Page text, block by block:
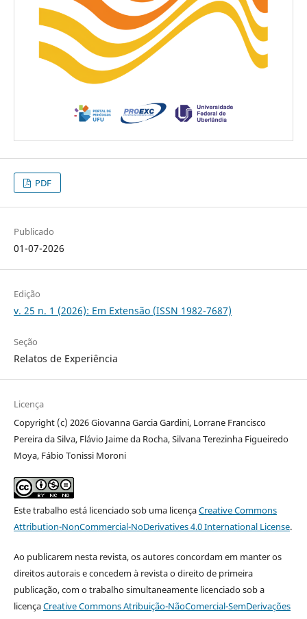
PDF
Publicado
01-07-2026
Edição
v. 25 n. 1 (2026): Em Extensão (ISSN 1982-7687)
Seção
Relatos de Experiência
Licença
Copyright (c) 2026 Giovanna Garcia Gardini, Lorrane Francisco
Pereira da Silva, Flávio Jaime da Rocha, Silvana Terezinha Figueiredo
Moya, Fábio Tonissi Moroni
Este trabalho está licenciado sob uma licençaCreative Commons
Attribution-NonCommercial-NoDerivatives 4.0 International License.
Ao publicarem nesta revista, os autores concordam em manter os
direitos autorais e concedem à revista o direito de primeira
publicação, com o trabalho simultaneamente licenciado sob a
licençaCreative Commons Atribuição-NãoComercial-SemDerivações